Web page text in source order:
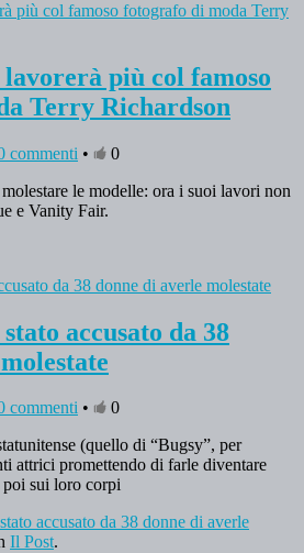
lavorerà più col famoso
Terry Richardson
commenti •
0
le modelle: ora i suoi lavori non
e Vanity Fair.
accusato da 38
commenti •
0
(quello di “Bugsy”, per
attrici promettendo di farle diventare
poi sui loro corpi
accusato da 38 donne di averle
Il Post.